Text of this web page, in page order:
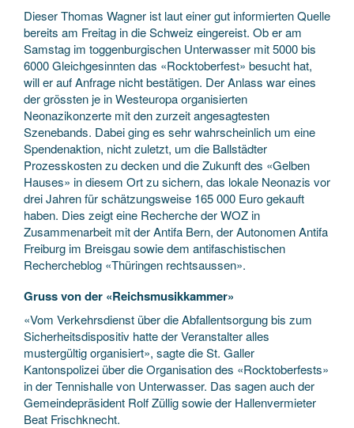
Dieser Thomas Wagner ist laut einer gut informierten Quelle
bereits am Freitag in die Schweiz eingereist. Ob er am
Samstag im toggenburgischen Unterwasser mit 5000 bis
6000 Gleichgesinnten das «Rocktoberfest» besucht hat,
will er auf Anfrage nicht bestätigen. Der Anlass war eines
der grössten je in Westeuropa organisierten
Neonazikonzerte mit den zurzeit angesagtesten
Szenebands. Dabei ging es sehr wahrscheinlich um eine
Spendenaktion, nicht zuletzt, um die Ballstädter
Prozesskosten zu decken und die Zukunft des «Gelben
Hauses» in diesem Ort zu sichern, das lokale Neonazis vor
drei Jahren für schätzungsweise 165 000 Euro gekauft
haben. Dies zeigt eine Recherche der WOZ in
Zusammenarbeit mit der Antifa Bern, der Autonomen Antifa
Freiburg im Breisgau sowie dem antifaschistischen
Rechercheblog «Thüringen rechtsaussen».
Gruss von der «Reichsmusikkammer»
«Vom Verkehrsdienst über die Abfallentsorgung bis zum
Sicherheitsdispositiv hatte der Veranstalter alles
mustergültig organisiert», sagte die St. Galler
Kantonspolizei über die Organisation des «Rocktoberfests»
in der Tennishalle von Unterwasser. Das sagen auch der
Gemeindepräsident Rolf Züllig sowie der Hallenvermieter
Beat Frischknecht.